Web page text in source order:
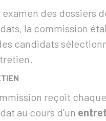
examen des dossiers
la commission
candidats
reçoit chaque
au cours d'un